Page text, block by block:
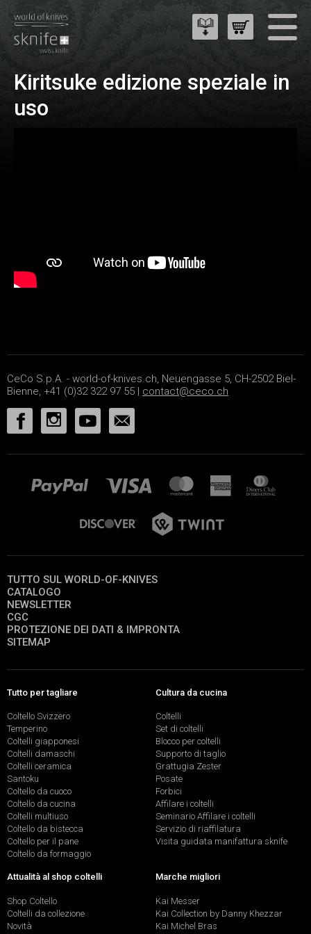
Kiritsuke edizione speziale in
uso
CeCo S.p.A. - world-of-knives.ch, Neuengasse 5, CH-2502 Biel-
Bienne, +41 (0)32 322 97 55 | contact@ceco.ch
TUTTO SUL WORLD-OF-KNIVES
CATALOGO
NEWSLETTER
CGC
PROTEZIONE DEI DATI & IMPRONTA
SITEMAP
Tutto per tagliare
Coltello Svizzero
Temperino
Coltelli giapponesi
Coltelli damaschi
Coltelli ceramica
Santoku
Coltello da cuoco
Coltello da cucina
Coltelli multiuso
Coltello da bistecca
Coltello per il pane
Coltello da formaggio
Cultura da cucina
Coltelli
Set di coltelli
Blocco per coltelli
Supporto di taglio
Grattugia Zester
Posate
Forbici
Affilare i coltelli
Seminario Affilare i coltelli
Servizio di riaffilatura
Visita guidata manifattura sknife
Attualità al shop coltelli
Shop Coltello
Coltelli da collezione
Novità
Marche migliori
Kai Messer
Kai Collection by Danny Khezzar
Kai Michel Bras